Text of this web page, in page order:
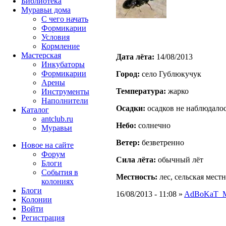
Дата лёта: 14/08/2013
Город: село Гублюкучук
Температура: жарко
Осадки: осадков не
Небо: солнечно
Ветер: безветренно
Сила лёта: обычный лёт
Местность: лес, сельская
16/08/2013 - 11:08 »
Муравьи дома
С чего начать
Формикарии
Условия
Кормление
Мастерская
Инкубаторы
Формикарии
Арены
Инструменты
Наполнители
Каталог
antclub.ru
Муравьи
Новое на сайте
Форум
Блоги
События в
колониях
Блоги
Колонии
Войти
Peгиcтpaция